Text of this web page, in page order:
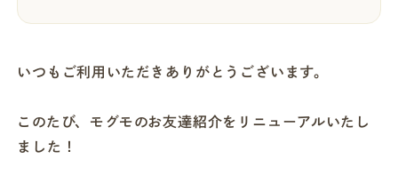
いつもご利用いただきありがとうございます。
このたび、モグモのお友達紹介をリニューアルいたし
ました！